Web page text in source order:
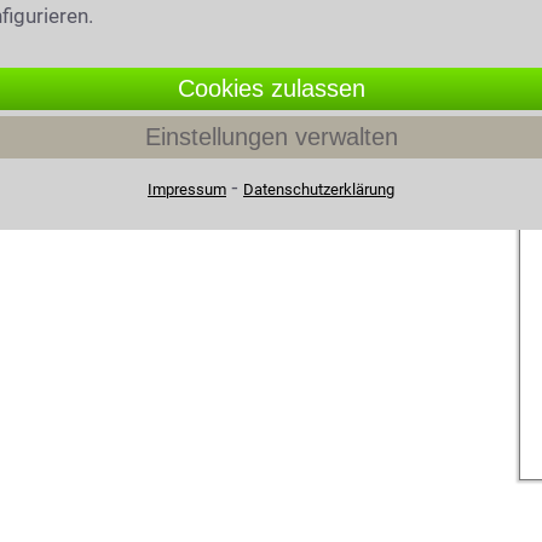
Cookies zulassen
Einstellungen verwalten
Impressum ⁃ Datenschutzerklärung